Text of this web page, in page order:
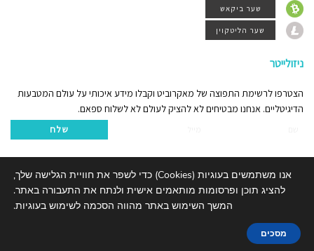
שער ביקאש
שער הליטקוין
ניזולייטר
הצטרפו לרשימת התפוצה של מאקרוביט וקבלו מידע איכותי על עולם המטבעות
הדיגיטליים. אנחנו מבטיחים לא להציק לעולם לא לשלוח ספאם.
שלח
אודותינו דרושים צור קשר
אנו משתמשים בעוגיות (Cookies) כדי לשפר את חוויית הגלישה שלך,
להציג תוכן ופרסומות מותאמים אישית ולנתח את התעבורה באתר.
המשך השימוש באתר מהווה הסכמה לשימוש בעוגיות.
מסכים